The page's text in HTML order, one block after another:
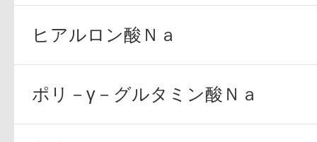
ヒアルロン酸Ｎａ
ポリ－γ－グルタミン酸Ｎａ